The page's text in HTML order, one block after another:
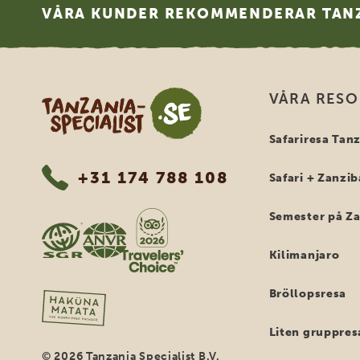
VÅRA KUNDER REKOMMENDERAR
Tanzania Specialist
+31 174 788 108
© 2026 Tanzania Specialist B.V.
VÅRA
Safariresa
Safari +
Semester på
Kilimanjaro
Bröllopsresa
Liten